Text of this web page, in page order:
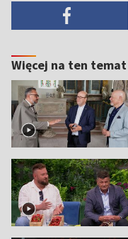
Więcej na ten temat